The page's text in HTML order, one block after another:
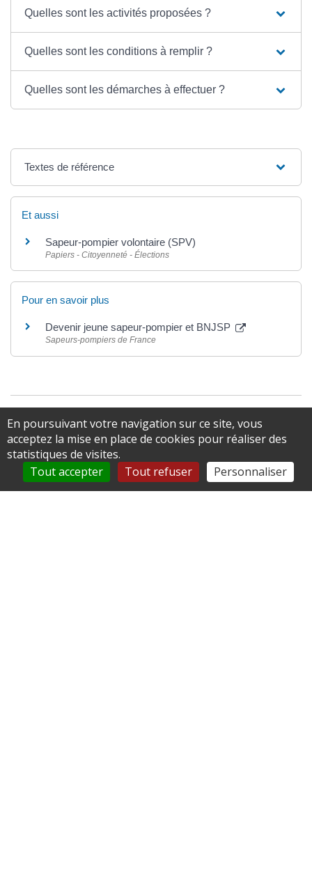
Quelles sont les activités proposées ?
Quelles sont les conditions à remplir ?
Quelles sont les démarches à effectuer ?
Textes de référence
Et aussi
Sapeur-pompier volontaire (SPV)
Papiers - Citoyenneté - Élections
Pour en savoir plus
Devenir jeune sapeur-pompier et BNJSP
Sapeurs-pompiers de France
comarquage developpé par baseo.io
En poursuivant votre navigation sur ce site, vous
acceptez la mise en place de cookies pour réaliser des
statistiques de visites.
Tout accepter
Tout refuser Personnaliser